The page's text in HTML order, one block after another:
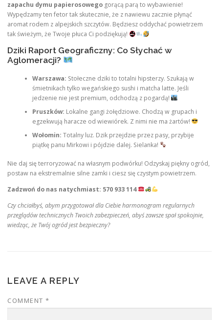
zapachu dymu papierosowego gorącą parą to wybawienie!
Wypędzamy ten fetor tak skutecznie, że z nawiewu zacznie płynąć
aromat rodem z alpejskich szczytów. Będziesz oddychać powietrzem
tak świeżym, że Twoje płuca Ci podziękują!
Dziki Raport Geograficzny: Co Słychać w
Aglomeracji?
Warszawa: Stołeczne dziki to totalni hipsterzy. Szukają w
śmietnikach tylko wegańskiego sushi i matcha latte. Jeśli
jedzenie nie jest premium, odchodzą z pogardą!
Pruszków: Lokalne gangi żołędziowe. Chodzą w grupach i
egzekwują haracze od wiewiórek. Z nimi nie ma żartów!
Wołomin: Totalny luz. Dzik przejdzie przez pasy, przybije
piątkę panu Mirkowi i pójdzie dalej. Sielanka!
Nie daj się terroryzować na własnym podwórku! Odzyskaj piękny ogród,
postaw na ekstremalnie silne zamki i ciesz się czystym powietrzem.
Zadzwoń do nas natychmiast: 570 933 114
Czy chciałbyś, abym przygotował dla Ciebie harmonogram regularnych
przeglądów technicznych Twoich zabezpieczeń, abyś zawsze spał spokojnie,
wiedząc, że Twój ogród jest bezpieczny?
LEAVE A REPLY
COMMENT *